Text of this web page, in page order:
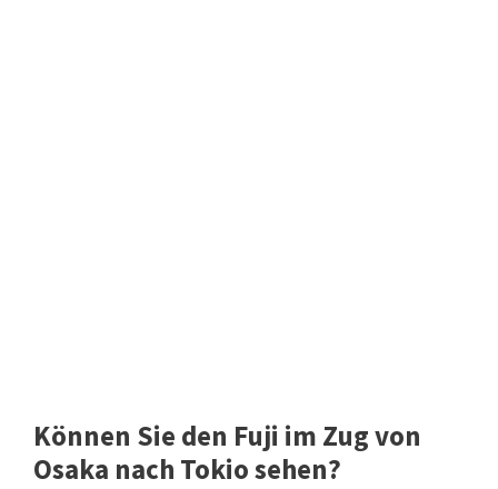
Können Sie den Fuji im Zug von
Osaka nach Tokio sehen?